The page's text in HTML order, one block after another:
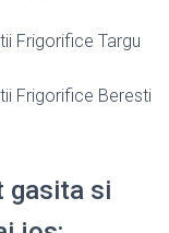
Frigorifice Targu
Frigorifice Beresti
gasita si